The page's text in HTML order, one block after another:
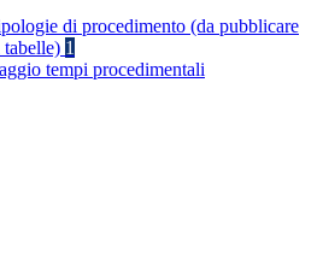
di procedimento (da pubblicare
tabelle) 1
tempi procedimentali